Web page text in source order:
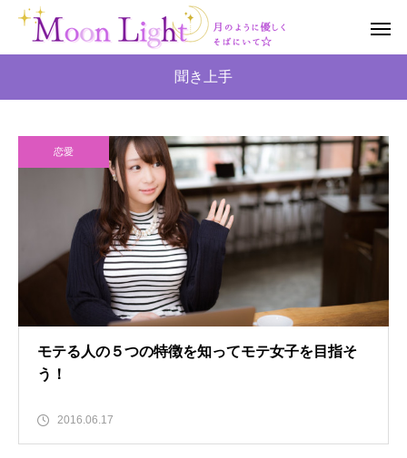
聞き上手
恋愛
モテる人の５つの特徴を知ってモテ女子を目指そ
う！
2016.06.17